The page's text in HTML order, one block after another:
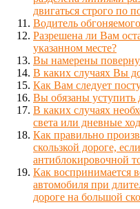
двигаться строго по
Водитель
Разрешена ли Вам
указанном месте?
Вы намерены
В каких случаях Вы
Как Вам следует
Вы обязаны уступить
В каких случаях
света или дневные
Как правильно
скользкой дороге,
антиблокировочной
Как воспринимается
автомобиля при
дороге на большой